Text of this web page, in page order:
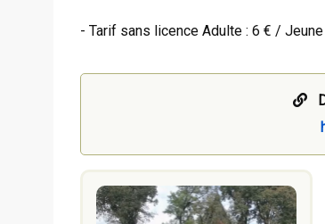
- Tarif sans licence Adulte : 6 € /